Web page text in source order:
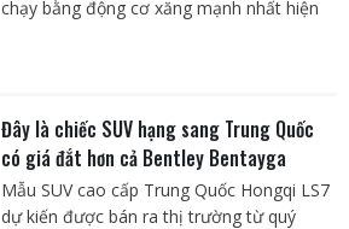
chạy bằng động cơ xăng mạnh nhất hiện
Đây là chiếc SUV hạng sang Trung Quốc
có giá đắt hơn cả Bentley Bentayga
Mẫu SUV cao cấp Trung Quốc Hongqi LS7
dự kiến được bán ra thị trường từ quý